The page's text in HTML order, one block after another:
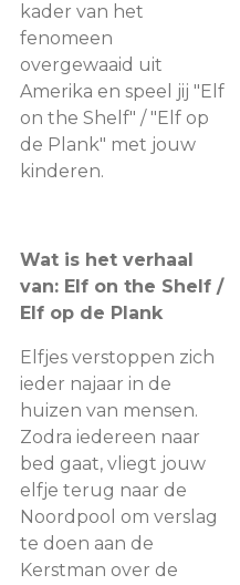
kader van het
fenomeen
overgewaaid uit
Amerika en speel jij "Elf
on the Shelf" / "Elf op
de Plank" met jouw
kinderen.
Wat is het verhaal
van: Elf on the Shelf /
Elf op de Plank
Elfjes verstoppen zich
ieder najaar in de
huizen van mensen.
Zodra iedereen naar
bed gaat, vliegt jouw
elfje terug naar de
Noordpool om verslag
te doen aan de
Kerstman over de